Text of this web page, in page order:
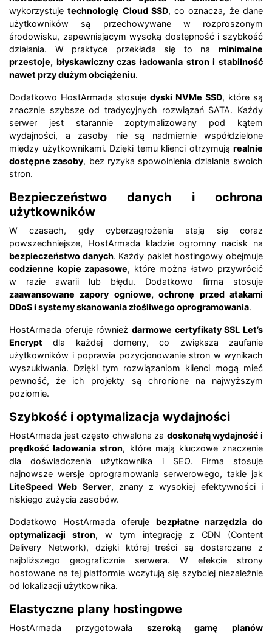
wykorzystujetechnologię Cloud SSD, co oznacza, że dane
użytkowników są przechowywane w rozproszonym
środowisku, zapewniającym wysoką dostępność i szybkość
działania. W praktyce przekłada się to na minimalne
przestoje, błyskawiczny czas ładowania stron i stabilność
nawet przy dużym obciążeniu.
Dodatkowo HostArmada stosuje dyski NVMe SSD, które są
znacznie szybsze od tradycyjnych rozwiązań SATA. Każdy
serwer jest starannie zoptymalizowany pod kątem
wydajności, a zasoby nie są nadmiernie współdzielone
między użytkownikami. Dzięki temu klienci otrzymują realnie
dostępne zasoby, bez ryzyka spowolnienia działania swoich
stron.
Bezpieczeństwo danych i ochrona
użytkowników
W czasach, gdy cyberzagrożenia stają się coraz
powszechniejsze, HostArmada kładzie ogromny nacisk na
bezpieczeństwo danych. Każdy pakiet hostingowy obejmuje
codzienne kopie zapasowe, które można łatwo przywrócić
w razie awarii lub błędu. Dodatkowo firma stosuje
zaawansowane zapory ogniowe, ochronę przed atakami
DDoS i systemy skanowania złośliwego oprogramowania.
HostArmada oferuje również darmowe certyfikaty SSL Let’s
Encrypt dla każdej domeny, co zwiększa zaufanie
użytkowników i poprawia pozycjonowanie stron w wynikach
wyszukiwania. Dzięki tym rozwiązaniom klienci mogą mieć
pewność, że ich projekty są chronione na najwyższym
poziomie.
Szybkość i optymalizacja wydajności
HostArmada jest często chwalona za doskonałą wydajność i
prędkość ładowania stron, które mają kluczowe znaczenie
dla doświadczenia użytkownika i SEO. Firma stosuje
najnowsze wersje oprogramowania serwerowego, takie jak
LiteSpeed Web Server, znany z wysokiej efektywności i
niskiego zużycia zasobów.
Dodatkowo HostArmada oferuje bezpłatne narzędzia do
optymalizacji stron, w tym integrację z CDN (Content
Delivery Network), dzięki której treści są dostarczane z
najbliższego geograficznie serwera. W efekcie strony
hostowane na tej platformie wczytują się szybciej niezależnie
od lokalizacji użytkownika.
Elastyczne plany hostingowe
HostArmada przygotowała szeroką gamę planów